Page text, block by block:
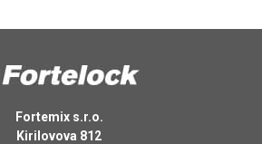
Fortemix s.r.o.
Kirilovova 812